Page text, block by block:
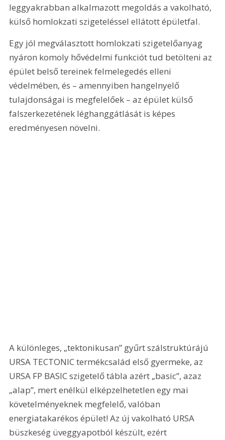
leggyakrabban alkalmazott megoldás a vakolható,
külső homlokzati szigeteléssel ellátott épületfal.
Egy jól megválasztott homlokzati szigetelőanyag
nyáron komoly hővédelmi funkciót tud betölteni az
épület belső tereinek felmelegedés elleni
védelmében, és – amennyiben hangelnyelő
tulajdonságai is megfelelőek – az épület külső
falszerkezetének léghanggátlását is képes
eredményesen növelni.
A különleges, „tektonikusan” gyűrt szálstruktúrájú
URSA TECTONIC termékcsalád első gyermeke, az
URSA FP BASIC szigetelő tábla azért „basic”, azaz
„alap”, mert enélkül elképzelhetetlen egy mai
követelményeknek megfelelő, valóban
energiatakarékos épület! Az új vakolható URSA
büszkeség üveggyapotból készült, ezért